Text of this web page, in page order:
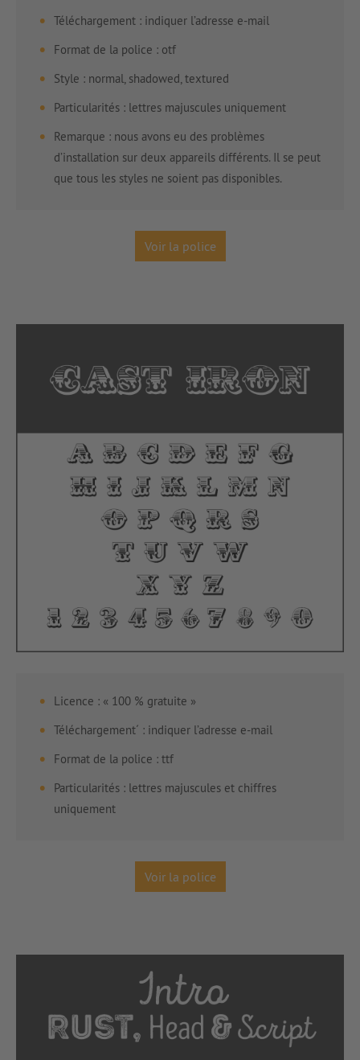
Téléchargement : indiquer l’adresse e-mail
Format de la police : otf
Style : normal, shadowed, textured
Particularités : lettres majuscules uniquement
Remarque : nous avons eu des problèmes
d’installation sur deux appareils différents. Il se peut
que tous les styles ne soient pas disponibles.
Voir la police
Licence : « 100 % gratuite »
Téléchargement´ : indiquer l’adresse e-mail
Format de la police : ttf
Particularités : lettres majuscules et chiffres
uniquement
Voir la police